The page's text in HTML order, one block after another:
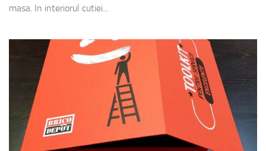
masa. In interiorul cutiei...